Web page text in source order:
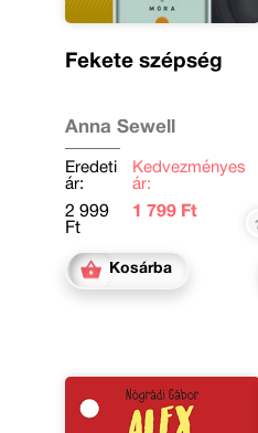
Fekete szépség
Anna Sewell
Eredeti
ár:
2 999
Ft
Kedvezményes
ár:
1 799 Ft
Kosárba